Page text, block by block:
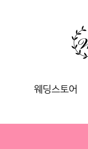
웨딩스토어